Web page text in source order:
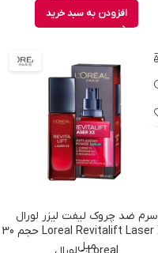
افزودن به سبد خرید
سرم ضد چروک لیفت لیزر لورال
Loreal Revitalift Laser X3 حجم 30
میل